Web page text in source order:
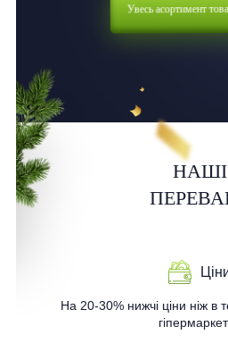
Увесь асортимент
НАШІ
На 20-30% нижчі ціни ніж в